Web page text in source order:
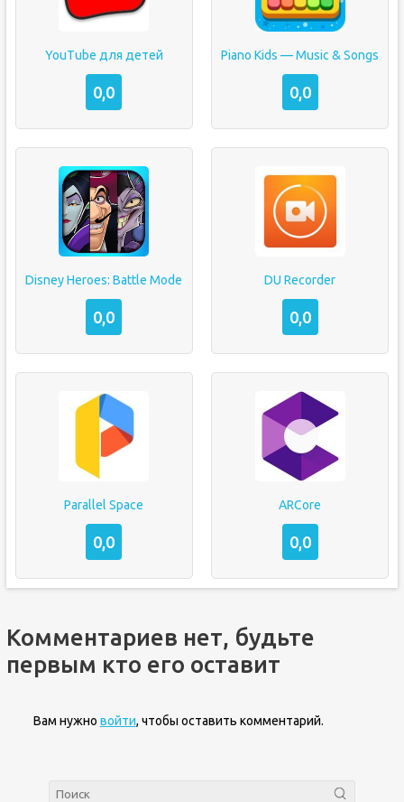
YouTube для детей
0,0
Piano Kids — Music & Songs
0,0
Disney Heroes: Battle Mode
0,0
DU Recorder
0,0
Parallel Space
0,0
ARCore
0,0
Комментариев нет, будьте
первым кто его оставит
Вам нужно войти, чтобы оставить комментарий.